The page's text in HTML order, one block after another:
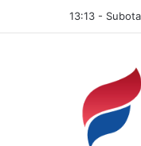
13:13 -